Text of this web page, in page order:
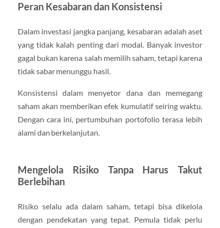
Peran Kesabaran dan Konsistensi
Dalam investasi jangka panjang, kesabaran adalah aset
yang tidak kalah penting dari modal. Banyak investor
gagal bukan karena salah memilih saham, tetapi karena
tidak sabar menunggu hasil.
Konsistensi dalam menyetor dana dan memegang
saham akan memberikan efek kumulatif seiring waktu.
Dengan cara ini, pertumbuhan portofolio terasa lebih
alami dan berkelanjutan.
Mengelola Risiko Tanpa Harus Takut
Berlebihan
Risiko selalu ada dalam saham, tetapi bisa dikelola
dengan pendekatan yang tepat. Pemula tidak perlu